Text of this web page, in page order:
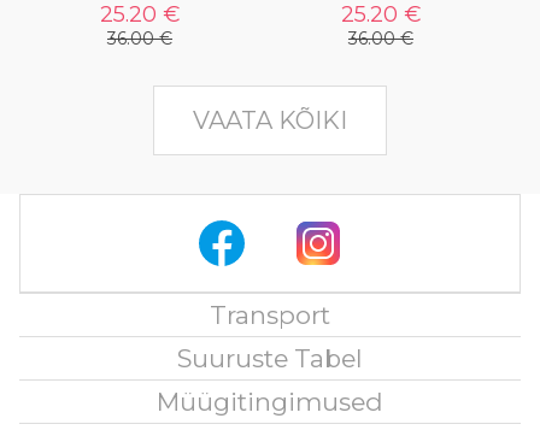
25.20 €
36.00 €
25.20 €
36.00 €
VAATA KÕIKI
Transport
Suuruste Tabel
Müügitingimused